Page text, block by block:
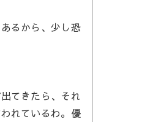
るから、少し恐
てきたら、それ
れているわ。優